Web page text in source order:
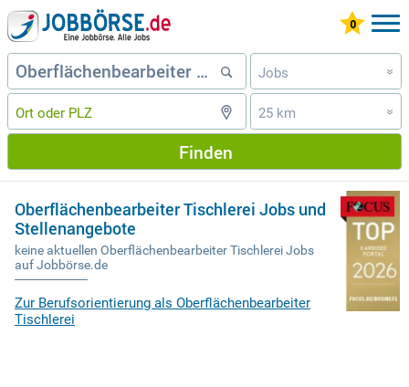
Jobs »
25 km »
Finden
Oberflächenbearbeiter Tischlerei Jobs und
Stellenangebote
keine aktuellen Oberflächenbearbeiter Tischlerei Jobs
auf Jobbörse.de
Zur Berufsorientierung als Oberflächenbearbeiter
Tischlerei